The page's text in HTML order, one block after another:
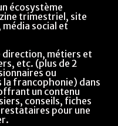
écosystème
trimestriel, site
social et
direction, métiers et
etc. (plus de 2
ou
la francophonie) dans
un contenu
conseils, fiches
pour une